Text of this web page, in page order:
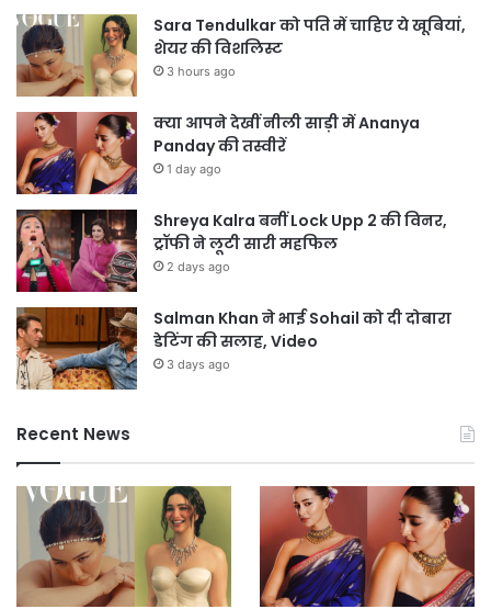
Sara Tendulkar को पति में चाहिए ये खूबियां,
शेयर की विशलिस्ट
3 hours ago
क्या आपने देखीं नीली साड़ी में Ananya
Panday की तस्वीरें
1 day ago
Shreya Kalra बनीं Lock Upp 2 की विनर,
ट्रॉफी ने लूटी सारी महफिल
2 days ago
Salman Khan ने भाई Sohail को दी दोबारा
डेटिंग की सलाह, Video
3 days ago
Recent News